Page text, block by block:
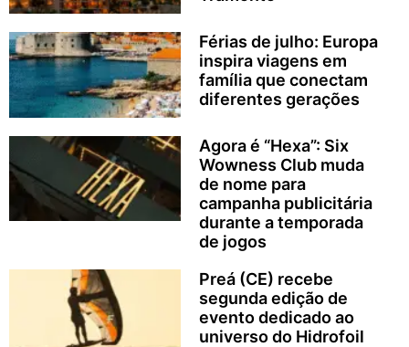
Férias de julho: Europa
inspira viagens em
família que conectam
diferentes gerações
Agora é “Hexa”: Six
Wowness Club muda
de nome para
campanha publicitária
durante a temporada
de jogos
Preá (CE) recebe
segunda edição de
evento dedicado ao
universo do Hidrofoil